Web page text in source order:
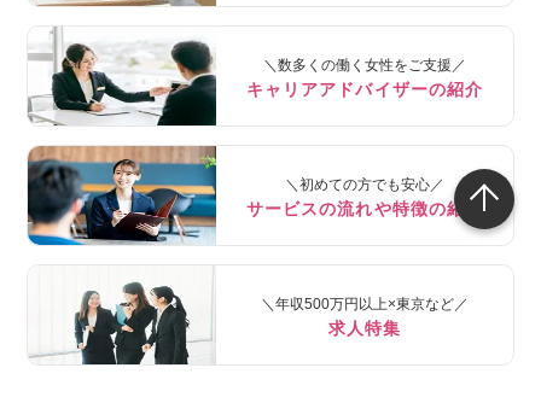
＼数多くの働く女性をご支援／
キャリアアドバイザーの紹介
＼初めての方でも安心／
サービスの流れや特徴の紹介
＼年収500万円以上×東京など／
求人特集